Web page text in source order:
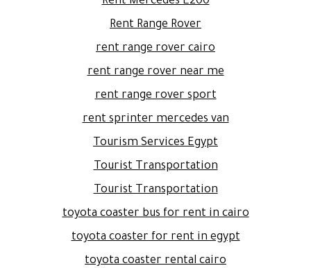
Rent Range Rover
rent range rover cairo
rent range rover near me
rent range rover sport
rent sprinter mercedes van
Tourism Services Egypt
Tourist Transportation
Tourist Transportation
toyota coaster bus for rent in cairo
toyota coaster for rent in egypt
toyota coaster rental cairo